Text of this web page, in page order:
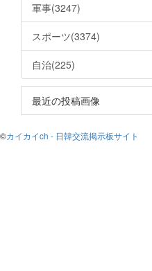
軍事(3247)
スポーツ(3374)
自治(225)
最近の投稿画像
©カイカイch - 日韓交流掲示板サイト